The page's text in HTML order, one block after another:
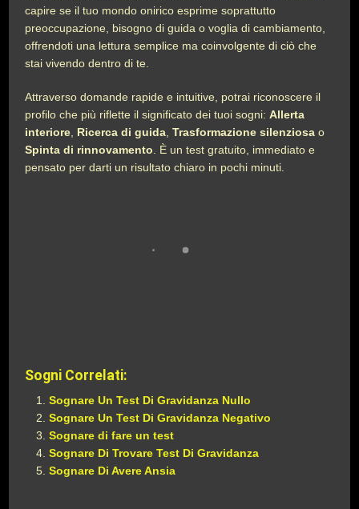
capire se il tuo mondo onirico esprime soprattutto
preoccupazione, bisogno di guida o voglia di cambiamento,
offrendoti una lettura semplice ma coinvolgente di ciò che
stai vivendo dentro di te.
Attraverso domande rapide e intuitive, potrai riconoscere il
profilo che più riflette il significato dei tuoi sogni:Allerta
interiore Ricerca di guida ,Trasformazione silenziosa o
Spinta di rinnovamento . È un test gratuito, immediato e
pensato per darti un risultato chiaro in pochi minuti.
Sogni Correlati:
Sognare Un Test Di Gravidanza Nullo
Sognare Un Test Di Gravidanza Negativo
Sognare di fare un test
Sognare Di Trovare Test Di Gravidanza
Sognare Di Avere Ansia